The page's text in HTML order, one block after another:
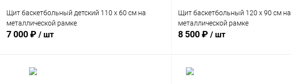
Щит баскетбольный детский 110 x 60 см на
металлической рамке
7 000 ₽ / шт
Щит баскетбольный 120 x 90 см на
металлической рамке
8 500 ₽ / шт